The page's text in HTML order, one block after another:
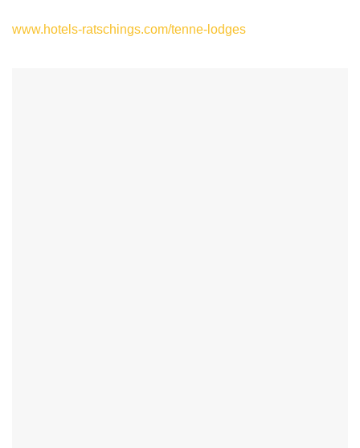
www.hotels-ratschings.com/tenne-lodges